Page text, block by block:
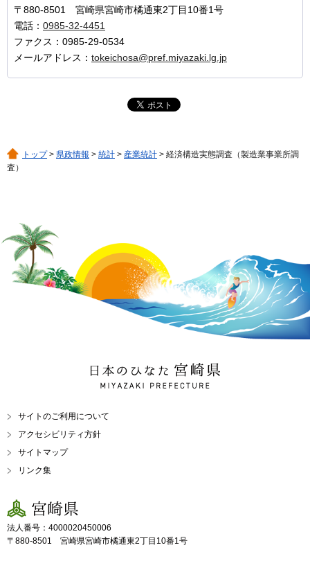
〒880-8501 宮崎県宮崎市橘通東2丁目10番1号
電話： 0985-32-4451
ファクス：0985-29-0534
メールアドレス： tokeichosa@pref.miyazaki.lg.jp
トップ> 県政情報 > 統計 > 産業統計 > 経済構造実態調査（製造業事業所調
査）
日本のひなた 宮崎県
MIYAZAKI PREFECTURE
サイトのご利用について
アクセシビリティ方針
サイトマップ
リンク集
宮崎県
法人番号：4000020450006
〒880-8501 宮崎県宮崎市橘通東2丁目10番1号